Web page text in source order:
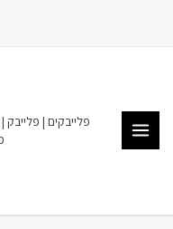
פלייבקים | פלייבק